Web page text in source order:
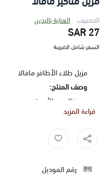
التصنيف: العناية باليدين
27 SAR
السعر شامل الضريبة
مزيل طلاء الأظافر مافالا
وصف المنتج:
خالٍ من الأسيتون.
مفيد للسفر وحقيبة المكياج.
وهي مشبعة بمزيل لطيف
الجلد.
معبأة في عبوة بلاستيكية يدوية
قراءة المزيد
Nail polish remover ,
رقم الموديل